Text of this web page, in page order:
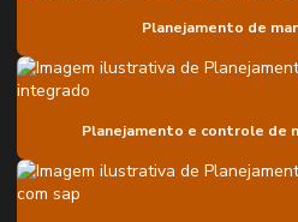
Confiabilidade lcc
Diagnóstico de engrenamento em
Empresa de confiabilidade lcc
Planejamento de
Planejamento e controle de